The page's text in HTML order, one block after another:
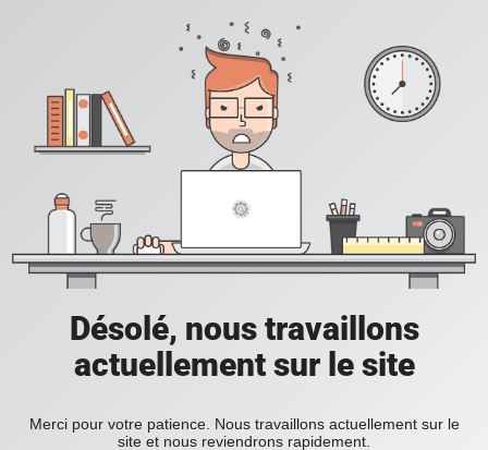
Désolé, nous travaillons
actuellement sur le site
Merci pour votre patience. Nous travaillons actuellement sur le
site et nous reviendrons rapidement.